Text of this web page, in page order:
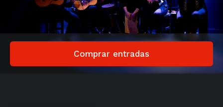
Comprar entradas